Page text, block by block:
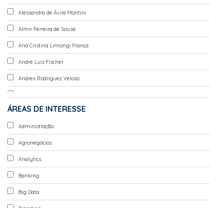
Alessandra de Ávila Montini
Almir Ferreira de Sousa
Ana Cristina Limongi França
André Luiz Fischer
Andres Rodriguez Veloso
Cláudio Antonio Pinheiro Machado Filho
Claudio Felisoni de Angelo
Fábio Lotti Oliva
Fernando Carvalho de Almeida
Guilherme de Farias Shiraishi
Isak Kruglianskas
ÁREAS DE INTERESSE
Administração
Agronegócios
Analytics
Banking
Big Data